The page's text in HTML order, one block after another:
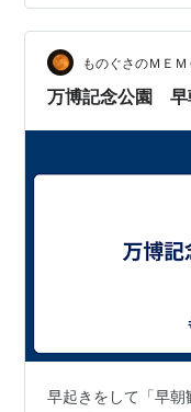
です でっ蓮の池に
ます さぁ～観て回
睡蓮も綺麗です 魅
念 ( ﾟДﾟ)おっ～これ
ものぐさのＭＥＭ
万博記念公園 早
早起きをして「早朝